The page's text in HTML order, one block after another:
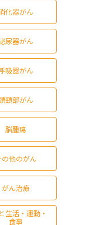
化器がん
尿器がん
吸器がん
頸部がん
脳腫瘍
の他のがん
がん治療
生活・運動・
食事